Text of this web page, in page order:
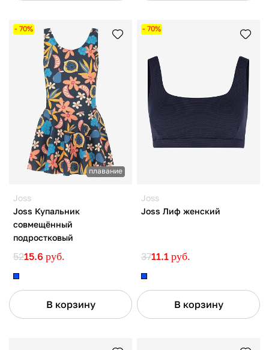
- 70%
плавание
Joss
Joss Купальник
совмещённый
подростковый
5215.6 руб.
В корзину
- 70%
Joss
Joss Лиф женский
3711.1 руб.
В корзину